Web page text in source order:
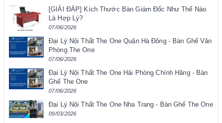
[GIẢI ĐÁP] Kích Thước Bàn Giám Đốc Như Thế Nào
Là Hợp Lý?
07/06/2026
Đại Lý Nội Thất The One Quận Hà Đông - Bàn Ghế Văn
Phòng The One
07/06/2026
Đại Lý Nội Thất The One Hải Phòng Chính Hãng - Bàn
Ghế The One
07/06/2026
Đại Lý Nội Thất The One Nha Trang - Bàn Ghế The One
09/03/2026